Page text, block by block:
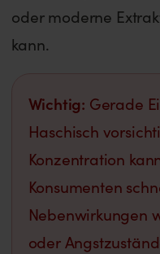
oder moderne
kann.
Wichtig: Gerade
Haschisch
Konzentration
Konsumenten
Nebenwirkungen
oder